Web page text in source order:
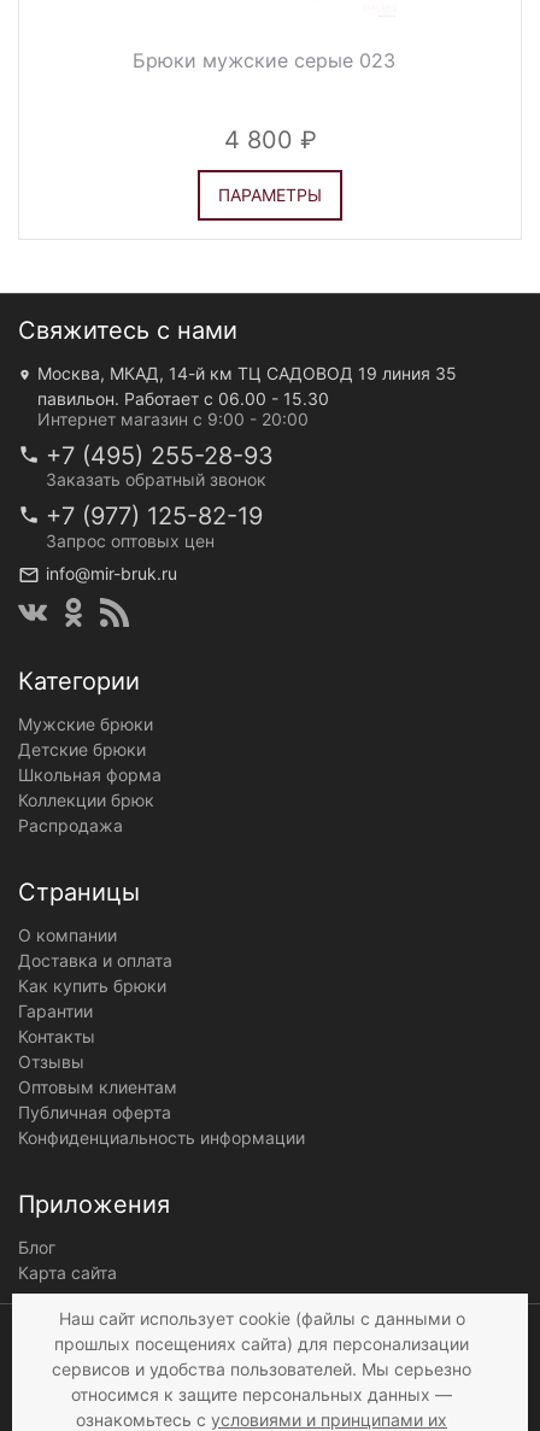
Брюки мужские серые 023
4 800
ПАРАМЕТРЫ
Свяжитесь с нами
Москва, МКАД, 14-й км ТЦ САДОВОД 19 линия 35
павильон. Работает с 06.00 - 15.30
Интернет магазин с 9:00 - 20:00
+7 (495) 255-28-93
Заказать обратный звонок
+7 (977) 125-82-19
Запрос оптовых цен
info@mir-bruk.ru
Категории
Мужские брюки
Детские брюки
Школьная форма
Коллекции брюк
Распродажа
Страницы
О компании
Доставка и оплата
Как купить брюки
Гарантии
Контакты
Отзывы
Оптовым клиентам
Публичная оферта
Конфиденциальность информации
Приложения
Блог
Карта сайта
Мы получаем и
обрабатываем
персональные данные
посетителей нашего сайта в
соответствии сусловиями
Наш сайт использует cookie (файлы с данными о
прошлых посещениях сайта) для персонализации
сервисов и удобства пользователей. Мы серьезно
относимся к защите персональных данных —
ознакомьтесь с условиями и принципами их